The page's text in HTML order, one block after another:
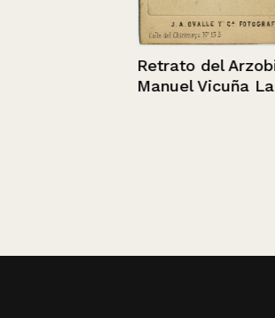
Retrato del Arzobispo
Manuel Vicuña Larraín